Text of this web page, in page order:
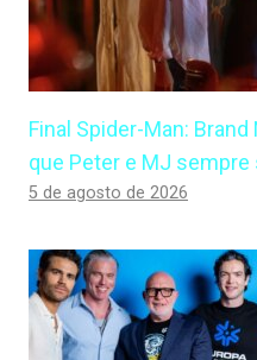
Final Spider-Man:
que Peter e MJ
5 de agosto de 2026